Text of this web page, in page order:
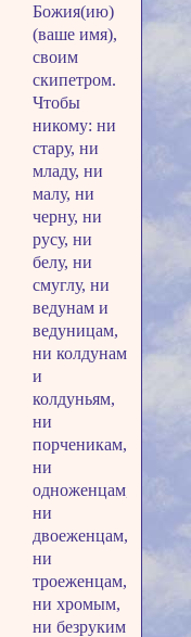
Божия(ию)
(ваше имя),
своим
скипетром.
Чтобы
никому: ни
стару, ни
младу, ни
малу, ни
черну, ни
русу, ни
белу, ни
смуглу, ни
ведунам и
ведуницам,
ни колдунам
и
колдуньям,
ни
порченикам,
ни
одноженцам,
ни
двоеженцам,
ни
троеженцам,
ни хромым,
ни безруким